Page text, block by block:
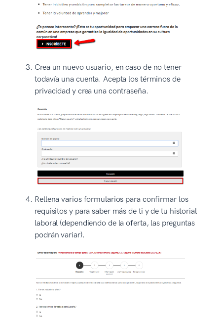
Crea un nuevo usuario, en caso de no tener
todavía una cuenta. Acepta los términos de
privacidad y crea una contraseña.
Rellena varios formularios para confirmar los
requisitos y para saber más de ti y de tu historial
laboral (dependiendo de la oferta, las preguntas
podrán variar).